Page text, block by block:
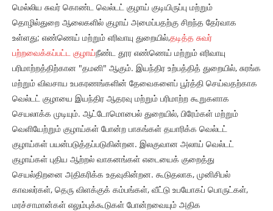
மெல்லிய சுவர் கொண்ட வெல்டட் குழாய் குடியிருப்பு மற்றும்
தொழில்துறை ஆலைகளில் குழாய் அமைப்பதற்கு சிறந்த தேர்வாக
உள்ளது; எண்ணெய் மற்றும் எரிவாயு துறையில்,தடித்த சுவர்
பற்றவைக்கப்பட்ட குழாய்நீண்ட தூர எண்ணெய் மற்றும் எரிவாயு
பரிமாற்றத்திற்கான "தமனி" ஆகும். இயந்திர உற்பத்தித் துறையில், சுரங்க
மற்றும் விவசாய உபகரணங்களின் தேவைகளைப் பூர்த்தி செய்வதற்காக
வெல்டட் குழாயை இயந்திர ஆதரவு மற்றும் பரிமாற்ற கூறுகளாக
செயலாக்க முடியும். ஆட்டோமொபைல் துறையில், பிரேம்கள் மற்றும்
வெளியேற்றும் குழாய்கள் போன்ற பாகங்கள் தயாரிக்க வெல்டட்
குழாய்கள் பயன்படுத்தப்படுகின்றன. இலகுவான அலாய் வெல்டட்
குழாய்கள் புதிய ஆற்றல் வாகனங்கள் எடையைக் குறைத்து
செயல்திறனை அதிகரிக்க உதவுகின்றன. கூடுதலாக, முனிசிபல்
காவலர்கள், தெரு விளக்குக் கம்பங்கள், வீட்டு உபயோகப் பொருட்கள்,
மரச்சாமான்கள் எலும்புக்கூடுகள் போன்றவையும் அதிக